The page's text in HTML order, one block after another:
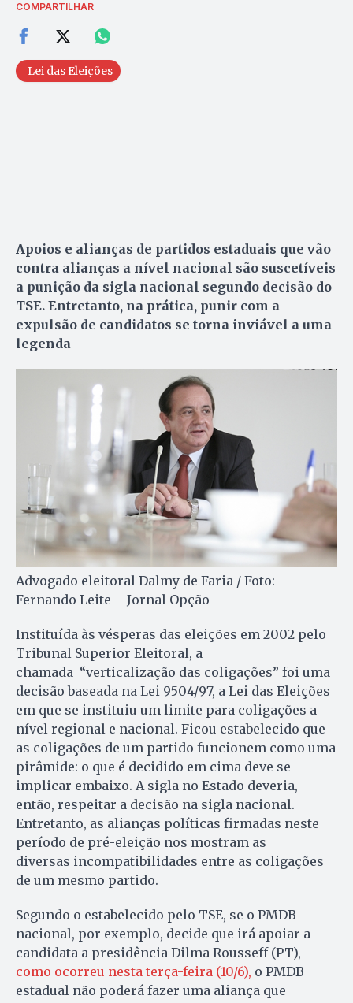
COMPARTILHAR
Lei das Eleições
Apoios e alianças de partidos estaduais que vão
contra alianças a nível nacional são suscetíveis
a punição da sigla nacional segundo decisão do
TSE. Entretanto, na prática, punir com a
expulsão de candidatos se torna inviável a uma
legenda
Advogado eleitoral Dalmy de Faria / Foto:
Fernando Leite – Jornal Opção
Instituída às vésperas das eleições em 2002 pelo
Tribunal Superior Eleitoral, a
chamada “verticalização das coligações” foi uma
decisão baseada na Lei 9504/97, a Lei das Eleições
em que se instituiu um limite para coligações a
nível regional e nacional. Ficou estabelecido que
as coligações de um partido funcionem como uma
pirâmide: o que é decidido em cima deve se
implicar embaixo. A sigla no Estado deveria,
então, respeitar a decisão na sigla nacional.
Entretanto, as alianças políticas firmadas neste
período de pré-eleição nos mostram as
diversas incompatibilidades entre as coligações
de um mesmo partido.
Segundo o estabelecido pelo TSE, se o PMDB
nacional, por exemplo, decide que irá apoiar a
candidata a presidência Dilma Rousseff (PT),
como ocorreu nesta terça-feira (10/6), o PMDB
estadual não poderá fazer uma aliança que